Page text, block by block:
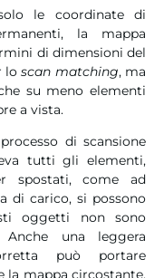
le coordinate di
la mappa
di dimensioni del
loscan matching, ma
su meno elementi
a vista.
di scansione
tutti gli elementi,
spostati, come ad
di carico, si possono
oggetti non sono
Anche una leggera
può portare
la mappa circostante,